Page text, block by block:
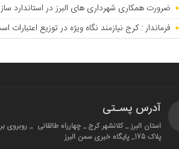
ضرورت همکاری شهرداری های البرز در استاندارد
فرماندار : کرج نیازمند نگاه ویژه در توزیع اعتبارات
آدرس پسـتی
استان البرز _ کلانشهر کرج _ چهارراه طالقانی _ روبروی
پلاک 175_ پایگاه خبری سمن البرز